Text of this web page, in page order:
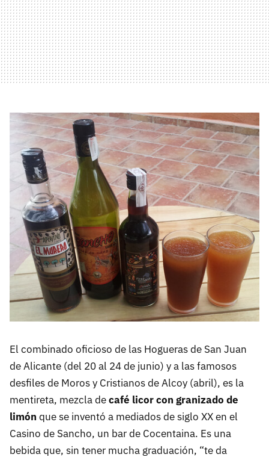
El combinado oficioso de las Hogueras de San Juan
de Alicante (del 20 al 24 de junio) y a las famosos
desfiles de Moros y Cristianos de Alcoy (abril), es la
mentireta, mezcla decafé licor con granizado de
limón que se inventó a mediados de siglo XX en el
Casino de Sancho, un bar de Cocentaina. Es una
bebida que, sin tener mucha graduación, “te da